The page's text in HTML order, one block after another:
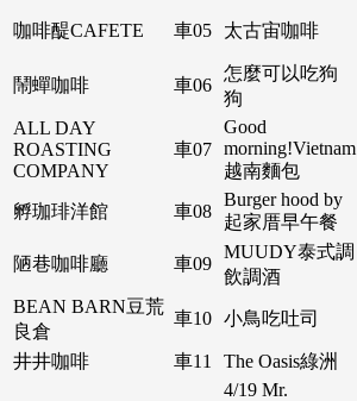
咖啡醍CAFETE 車05 太古宙咖啡
鬧蟬咖啡 車06
怎麼可以吃狗
狗
ALL DAY
ROASTING
COMPANY
車07
Good
morning!Vietnam
越南麵包
孵珈琲洋館 車08
Burger hood by
起家厝早午餐
陋巷咖啡廳 車09
MUUDY泰式調
飲調酒
BEAN BARN豆荒
良倉
車10 小鳥吃吐司
井井咖啡 車11 The Oasis綠洲
4/19 Mr.